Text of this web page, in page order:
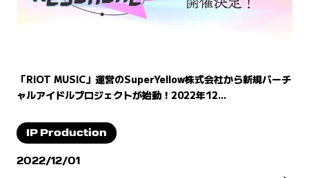
「RIOT MUSIC」運営のSuperYellow株式会社から新規バーチ
ャルアイドルプロジェクトが始動！2022年12...
IP Production
2022/12/01